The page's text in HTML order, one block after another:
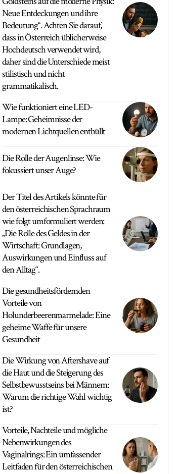
Neue Entdeckungen und ihre
Bedeutung“. Achten Sie darauf,
dass in Österreich üblicherweise
Hochdeutsch verwendet wird,
daher sind die Unterschiede meist
stilistisch und nicht
grammatikalisch.
Wie funktioniert eine LED-
Lampe: Geheimnisse der
modernen Lichtquellen enthüllt
Die Rolle der Augenlinse: Wie
fokussiert unser Auge?
Der Titel des Artikels könnte für
den österreichischen Sprachraum
wie folgt umformuliert werden:
„Die Rolle des Geldes in der
Wirtschaft: Grundlagen,
Auswirkungen und Einfluss auf
den Alltag“.
Die gesundheitsfördernden
Vorteile von
Holunderbeerenmarmelade: Eine
geheime Waffe für unsere
Gesundheit
Die Wirkung von Aftershave auf
die Haut und die Steigerung des
Selbstbewusstseins bei Männern:
Warum die richtige Wahl wichtig
ist?
Vorteile, Nachteile und mögliche
Nebenwirkungen des
Vaginalrings: Ein umfassender
Leitfaden für den österreichischen